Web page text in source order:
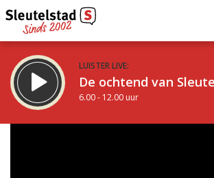
LUISTER LIVE:
De ochtend van
6.00 - 12.00 uur